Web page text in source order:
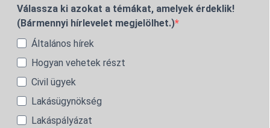
Válassza ki azokat a témákat, amelyek érdeklik!
(Bármennyi hírlevelet megjelölhet.)
Általános hírek
Hogyan vehetek részt
Civil ügyek
Lakásügynökség
Lakáspályázat